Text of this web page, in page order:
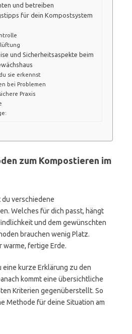
und betreiben
für dein Kompostsystem
und Sicherheitsaspekte beim
sie erkennst
bei Problemen
Praxis
zum Kompostieren im
du verschiedene
Welches für dich passt, hängt
und dem gewünschten
brauchen wenig Platz.
fertige Erde.
kurze Erklärung zu den
kommt eine übersichtliche
Kriterien gegenüberstellt. So
Methode für deine Situation am